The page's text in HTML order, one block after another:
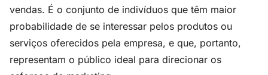
vendas. É o conjunto de indivíduos que têm maior
probabilidade de se interessar pelos produtos ou
serviços oferecidos pela empresa, e que, portanto,
representam o público ideal para direcionar os